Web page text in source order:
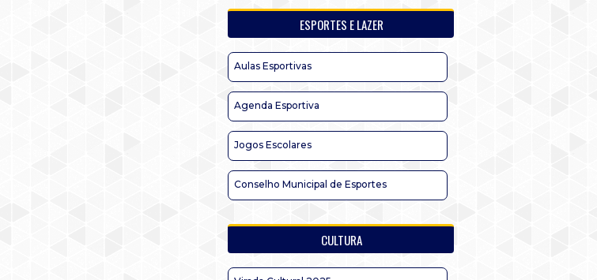
ESPORTES E LAZER
Aulas Esportivas
Agenda Esportiva
Jogos Escolares
Conselho Municipal de Esportes
CULTURA